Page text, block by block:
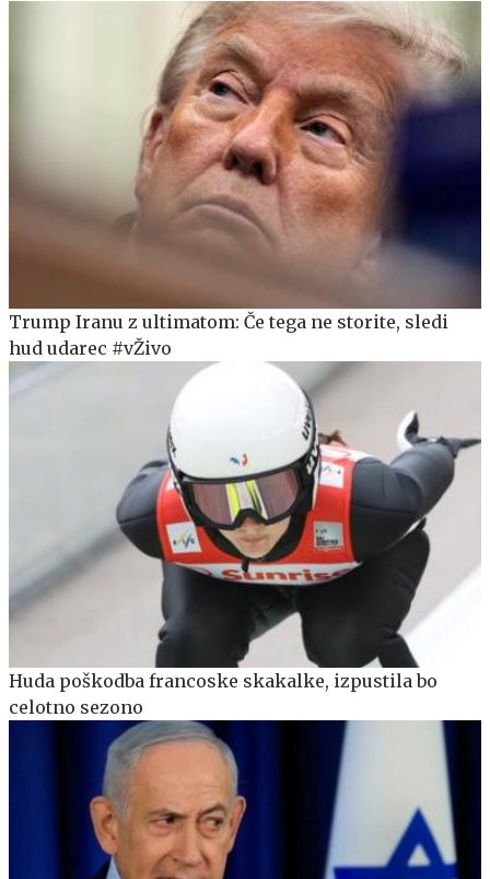
Trump Iranu z ultimatom: Če tega ne storite, sledi
hud udarec #vŽivo
Huda poškodba francoske skakalke, izpustila bo
celotno sezono